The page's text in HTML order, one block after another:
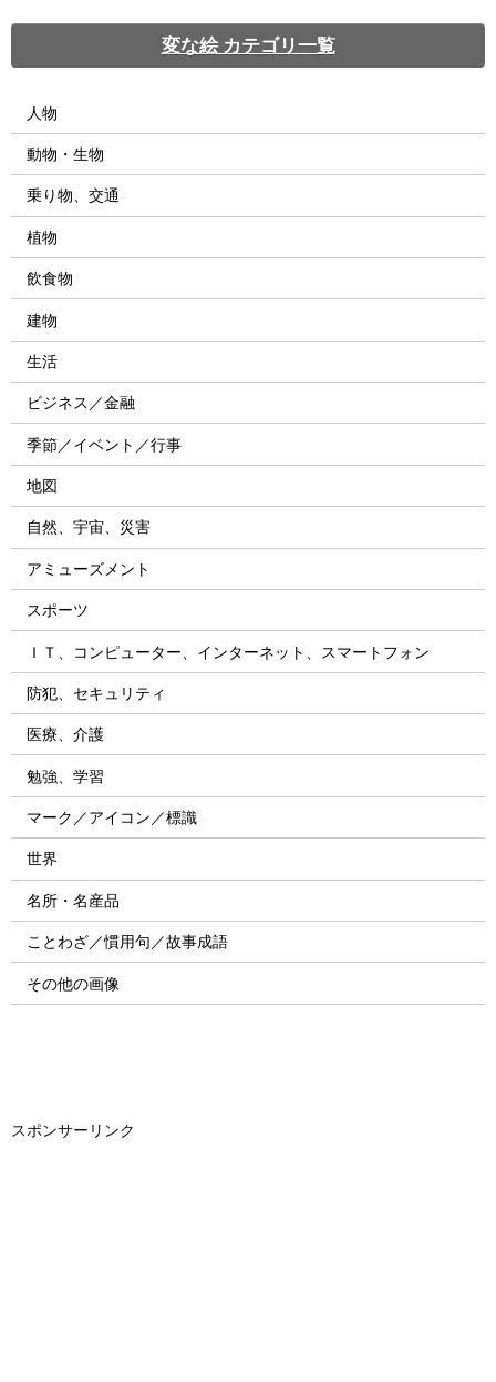
変な絵 カテゴリ一覧
人物
動物・生物
乗り物、交通
植物
飲食物
建物
生活
ビジネス／金融
季節／イベント／行事
地図
自然、宇宙、災害
アミューズメント
スポーツ
ＩＴ、コンピューター、インターネット、スマートフォン
防犯、セキュリティ
医療、介護
勉強、学習
マーク／アイコン／標識
世界
名所・名産品
ことわざ／慣用句／故事成語
その他の画像
スポンサーリンク